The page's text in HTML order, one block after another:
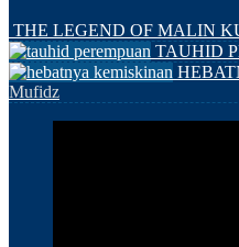
THE LEGEND OF MALIN
TAUHID
Mufidz